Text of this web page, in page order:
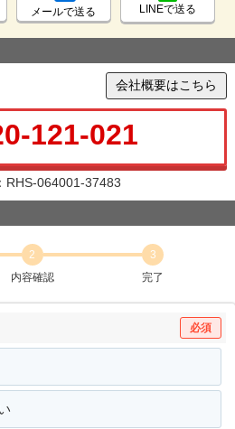
メールで送る LINEで送る
会社概要はこちら
121-021
RHS-064001-37483
2
内容確認
3
完了
必須